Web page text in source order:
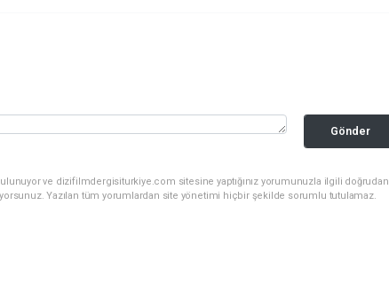
Gönder
ve dizifilmdergisiturkiye.com sitesine yaptığınız yorumunuzla ilgili doğrudan
Yazılan tüm yorumlardan site yönetimi hiçbir şekilde sorumlu tutulamaz.